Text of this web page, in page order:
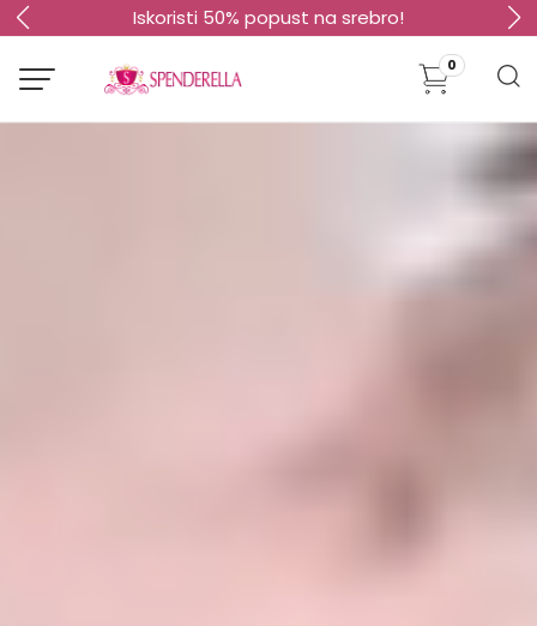
Iskoristi 50% popust na srebro!
0